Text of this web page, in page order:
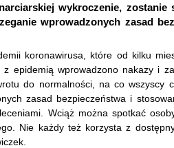
wykroczenie,
wprowadzonych zasad
koronawirusa, które od kilku
epidemią wprowadzono nakazy i
do normalności, na co wszyscy
zasad bezpieczeństwa i
Wciąż można spotkać
Nie każdy też korzysta z